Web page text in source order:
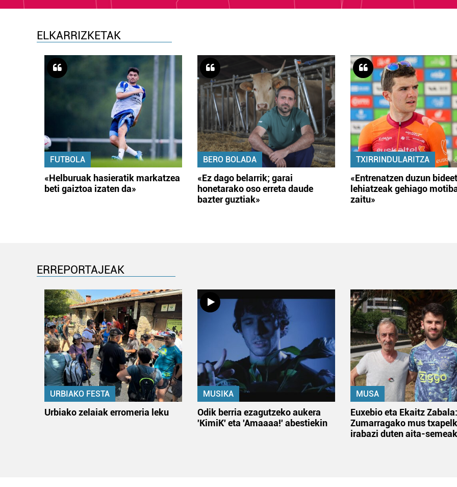
ELKARRIZKETAK
FUTBOLA
«Helburuak hasieratik markatzea
beti gaiztoa izaten da»
BERO BOLADA
«Ez dago belarrik; garai
honetarako oso erreta daude
bazter guztiak»
TXIRRINDULARITZA
«Entrenatzen duzun
lehiatzeak gehiago
zaitu»
ERREPORTAJEAK
URBIAKO FESTA
Urbiako zelaiak erromeria leku
MUSIKA
Odik berria ezagutzeko aukera
'KimiK' eta 'Amaaaa!' abestiekin
MUSA
Euxebio eta Ekaitz Zabala:
Zumarragako mus
irabazi duten aita-semeak